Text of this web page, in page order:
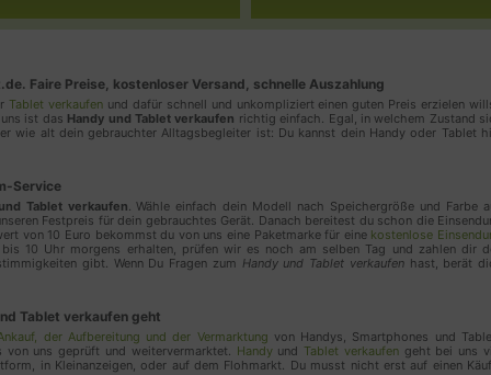
Faire Preise, kostenloser Versand, schnelle Auszahlung
Tablet verkaufen und dafür schnell und unkompliziert einen guten Preis erzielen
ist das Handy und Tablet verkaufen richtig einfach. Egal, in welchem Zustand
wie alt dein gebrauchter Alltagsbegleiter ist: Du kannst dein Handy oder Tablet
Service
Tablet verkaufen . Wähle einfach dein Modell nach Speichergröße und Farbe
Festpreis für dein gebrauchtes Gerät. Danach bereitest du schon die
von 10 Euro bekommst du von uns eine Paketmarke für eine kostenlose
10 Uhr morgens erhalten, prüfen wir es noch am selben Tag und zahlen dir
gibt. Wenn Du Fragen zum Handy und Tablet verkaufenhast, berät
Tablet verkaufen geht
der Aufbereitung und der Vermarktung von Handys, Smartphones und
uns geprüft und weitervermarktet.
HandyundTablet verkaufengeht bei uns
in Kleinanzeigen, oder auf dem Flohmarkt. Du musst nicht erst auf einen
Affiliate Marketings. Analyse- oder Statistik-
die Zahl von Einzelbesuchern oder das jeweilige
jeweiligen Webseite zu ermitteln. Marketing-
wenn Nutzer Verlinkungen auf Webseiten folgen,
nachvollziehbar zu machen.
Marketing Cookies dienen der
zählen insbesondere Cookies zum Zweck des
Affiliate Marketings. Analyse- oder Statistik-
jeweiligen Webseite zu ermitteln. Marketing-
wenn Nutzer Verlinkungen auf Webseiten folgen,
nachvollziehbar zu machen.